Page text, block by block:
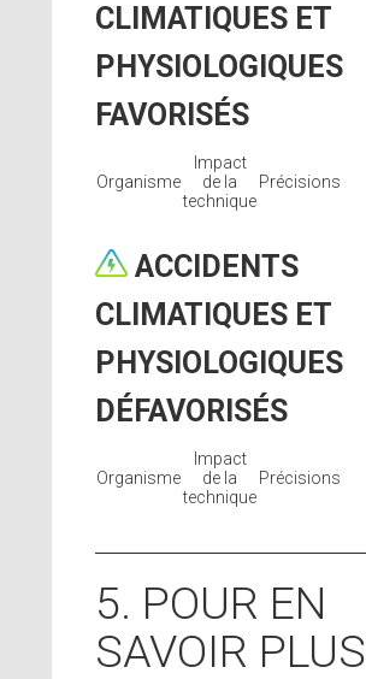
CLIMATIQUES ET
PHYSIOLOGIQUES
FAVORISÉS
Organisme
Impact
de la
technique
Précisions
ACCIDENTS
CLIMATIQUES ET
PHYSIOLOGIQUES
DÉFAVORISÉS
Organisme
Impact
de la
technique
Précisions
5. POUR EN
SAVOIR PLUS